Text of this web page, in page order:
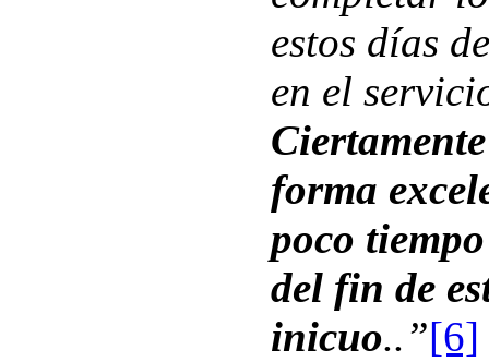
estos días
en el
forma
poco
del fin de
inicuo..”[6]